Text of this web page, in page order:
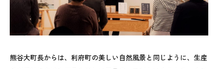
熊谷大町長からは、利府町の美しい自然風景と同じように、生産